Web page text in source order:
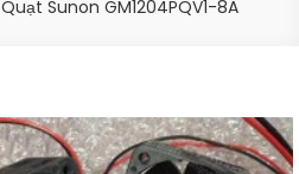
Quạt Sunon GM1204PQV1-8A